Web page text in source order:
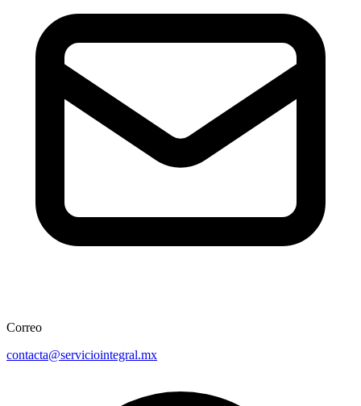
Correo
contacta@serviciointegral.mx